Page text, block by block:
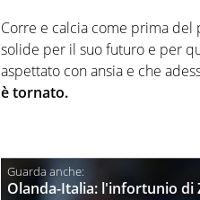
Corre e calcia come prima del
solide per il suo futuro e per
aspettato con ansia e che
è tornato.
Olanda-Italia: l'infortunio di